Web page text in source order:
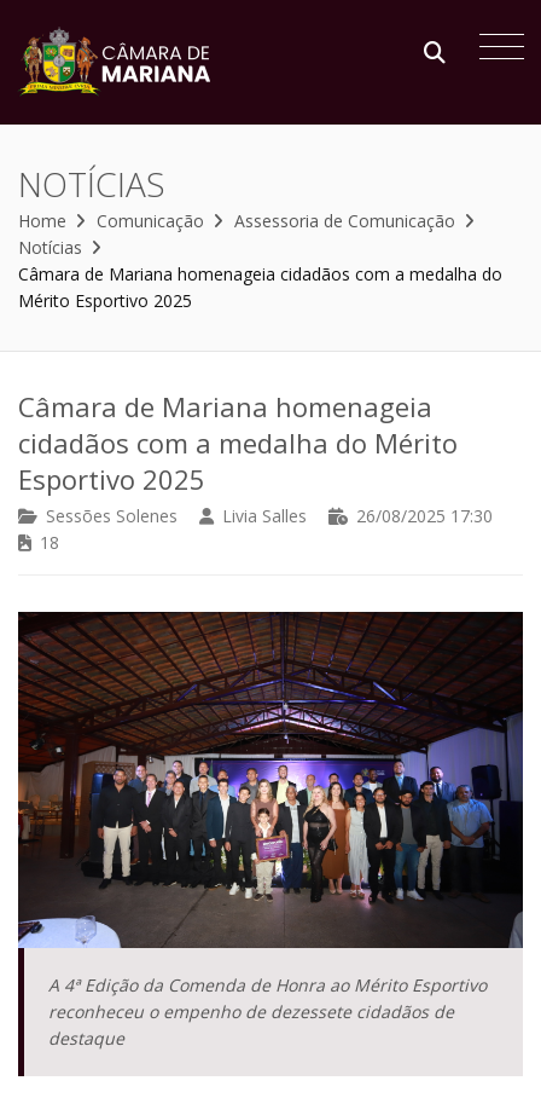
NOTÍCIAS
Home Comunicação
Assessoria de Comunicação
Notícias
Câmara de Mariana homenageia cidadãos com a medalha do
Mérito Esportivo 2025
Câmara de Mariana homenageia
cidadãos com a medalha do Mérito
Esportivo 2025
Sessões Solenes Livia Salles
26/08/2025 17:30
18
A 4ª Edição da Comenda de Honra ao Mérito Esportivo
reconheceu o empenho de dezessete cidadãos de
destaque